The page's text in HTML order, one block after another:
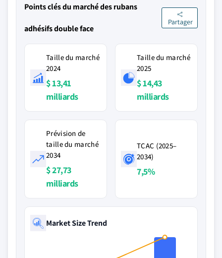
Points clés du marché des rubans
adhésifs double face
Partager
Taille du marché
2024
$ 13,41
milliards
Taille du marché
2025
$ 14,43
milliards
Prévision de
taille du marché
2034
$ 27,73
milliards
TCAC (2025–
2034)
7,5%
Market Size Trend